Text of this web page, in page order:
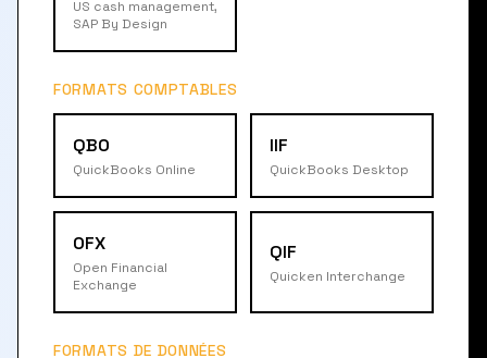
US cash management,
SAP By Design
FORMATS COMPTABLES
QBO
QuickBooks Online
IIF
QuickBooks Desktop
OFX
Open Financial
Exchange
QIF
Quicken Interchange
FORMATS DE DONNÉES